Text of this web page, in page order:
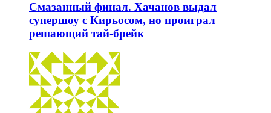
Смазанный финал. Хачанов выдал
супершоу с Кирьосом, но проиграл
решающий тай-брейк